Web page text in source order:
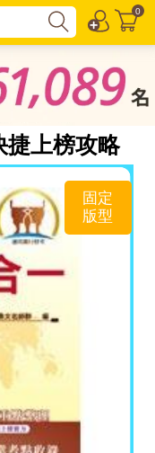
0
捷上榜攻略
固定
版型